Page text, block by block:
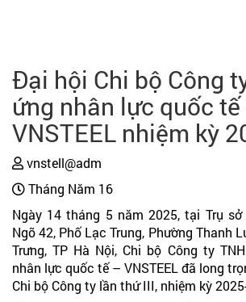
Đại hội Chi bộ Công
ứng nhân lực quốc
VNSTEEL nhiệm kỳ
vnstell@adm
Tháng Năm 16
Ngày 14 tháng 5 năm 2025, tại Trụ
Ngõ 42, Phố Lạc Trung, Phường Thanh
Trưng, TP Hà Nội, Chi bộ Công ty
nhân lực quốc tế – VNSTEEL đã long
Chi bộ Công ty lần thứ III, nhiệm kỳ